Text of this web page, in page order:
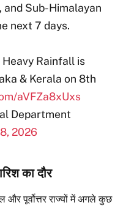
and Sub-Himalayan
next 7 days.
Rainfall is
& Kerala on 8th
aVFZa8xUxs
Department
2026
का दौर
और पूर्वोत्तर राज्यों में अगले कुछ